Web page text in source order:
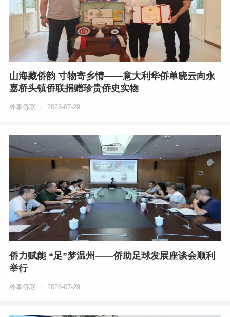
山海藏侨韵 寸物寄乡情——意大利华侨单晓云向永
嘉桥头镇侨联捐赠珍贵侨史实物
外事侨联 | 2026-07-29
侨力赋能 “足”梦温州——侨助足球发展座谈会顺利
举行
外事侨联 | 2026-07-29